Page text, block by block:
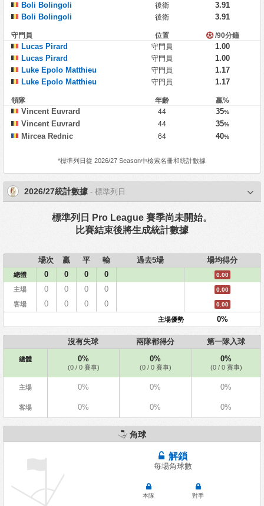
Boli Bolingoli
後衛
3.91
Boli Bolingoli
後衛 3.91
守門員 位置 /90分鐘
Lucas Pirard 守門員
1.00
Lucas Pirard
守門員
1.00
Luke Epolo Matthieu
守門員
1.17
Luke Epolo Matthieu
守門員 1.17
領隊 年齡 贏%
Vincent Euvrard 44 35%
Vincent Euvrard 44 35%
Mircea Rednic 64 40%
*標準列日從 2026/27 Season中檢索名冊和統計數據
2026/27統計數據 - 標準列日
標準列日 Pro League 賽季尚未開始。
比賽結束後將生成統計數據
場次 贏 平 輸 過去5場 場均得分
總體 0 0 0 0 0.00
主場 0 0 0 0 0.00
客場 0 0 0 0 0.00
主場優勢 0%
沒有失球 兩隊都得分 第一隊入球
總體 0%
(0 / 0 賽事)
0%
(0 / 0 賽事)
0%
(0 / 0 賽事)
主場 0% 0% 0%
客場 0% 0% 0%
角球
解鎖
每場角球數
本隊 對手